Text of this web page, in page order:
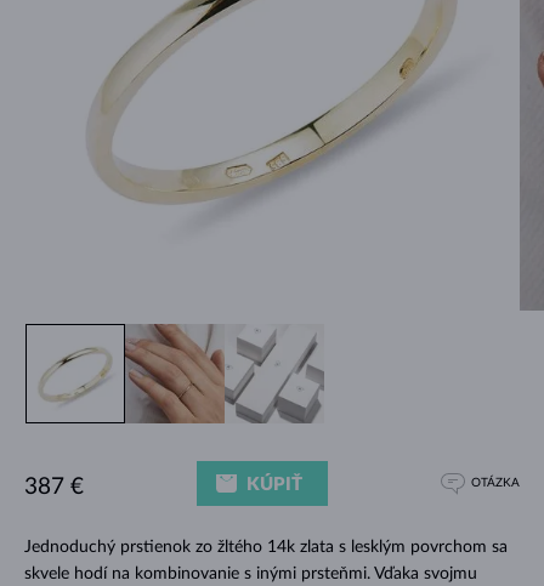
Jednoduchý prstienok zo žltého 14k zlata s lesklým povrchom sa
skvele hodí na kombinovanie s inými prsteňmi. Vďaka svojmu
387 € KÚPIŤ OTÁZKA